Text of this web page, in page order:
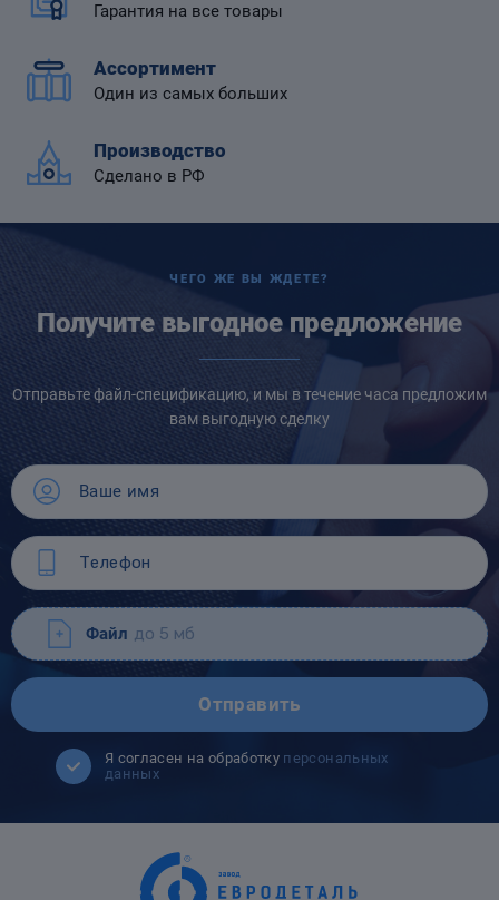
Гарантия на все товары
Ассортимент
Один из самых больших
Производство
Сделано в РФ
ЧЕГО ЖЕ ВЫ ЖДЕТЕ?
Получите выгодное предложение
Отправьте файл-спецификацию, и мы в течение часа предложим
вам выгодную сделку
Файл до 5 мб
Отправить
Я согласен на обработку персональных
данных